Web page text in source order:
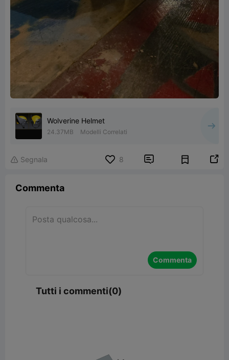
Wolverine Helmet
24.37MB Modelli Correlati
 Segnala 8  
Commenta
Commenta
Tutti i commenti(0)